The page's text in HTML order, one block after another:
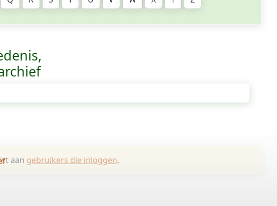
aan gebruikers die inloggen.